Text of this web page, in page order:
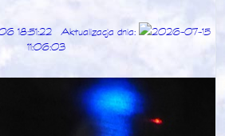
18:51:22 Aktualizacja dnia:
2026-07-15
11:06:03